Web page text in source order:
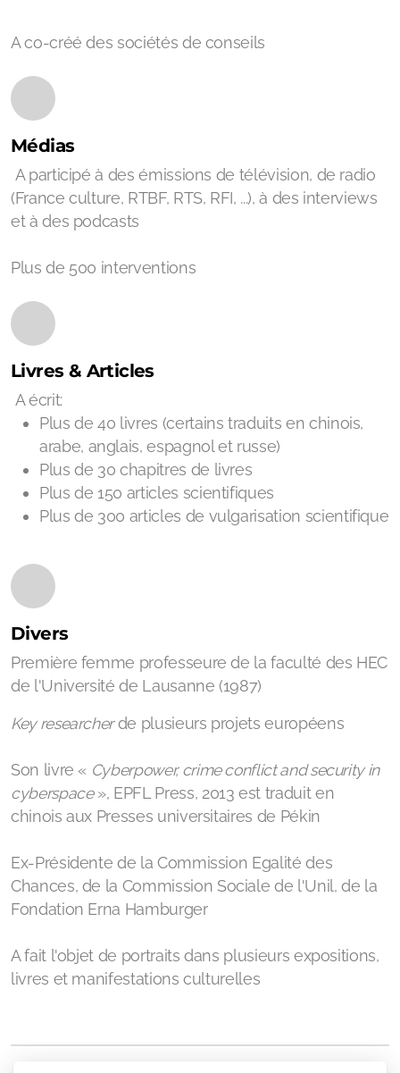
A co-créé des sociétés de conseils
Médias
A participé à des émissions de télévision, de radio
(France culture, RTBF, RTS, RFI, ...), à des interviews
et à des podcasts
Plus de 500 interventions
Livres & Articles
A écrit:
Plus de 40 livres (certains traduits en chinois,
arabe, anglais, espagnol et russe)
Plus de 30 chapitres de livres
Plus de 150 articles scientifiques
Plus de 300 articles de vulgarisation scientifique
Divers
Première femme professeure de la faculté des HEC
de l'Université de Lausanne (1987)
Key researcherde plusieurs projets européens
Son livre« Cyberpower, crime conflict and security in
cyberspace», EPFL Press, 2013 est traduit en
chinois aux Presses universitaires de Pékin
Ex-Présidente de la Commission Egalité des
Chances, de la Commission Sociale de l'Unil, de la
Fondation Erna Hamburger
A fait l'objet de portraits dans plusieurs expositions,
livres et manifestations culturelles